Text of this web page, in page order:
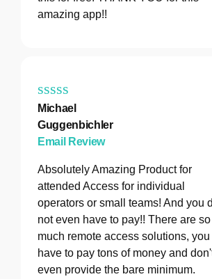
amazing app!!
Michael
Guggenbichler
Email Review
Absolutely Amazing Product for
attended Access for individual
operators or small teams! And you
not even have to pay!! There are so
much remote access solutions, you
have to pay tons of money and
even provide the bare minimum.